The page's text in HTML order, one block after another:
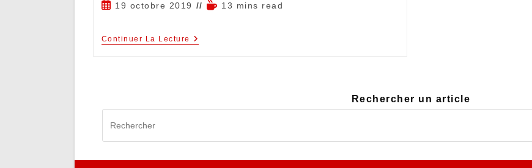
19 octobre 2019 13 mins read
Continuer La Lecture
Rechercher un article